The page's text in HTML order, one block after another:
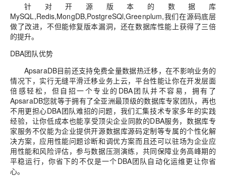
针对开源版本的数据库
MySQL,Redis,MongDB,PostgreSQl,Greenplum,我们在源码底层
做了改进，不但能修复版本漏洞，还在数据库性能上获得了三倍
的提升。
DBA团队优势
ApsaraDB目前还支持免费全量数据热迁移，在不影响业务的
情况下，实行无缝平滑迁移业务上云，平台性能让你在开发层面
倍感轻松，但自招一个专业的 DBA团队并不容易，拥有了
ApsaraDB您就等于拥有了全亚洲最顶级的数据库专家团队，再也
不用更担心DBA团队难招的问题，我们汇集技术专家多年的实践
经验，让你低成本也能享受顶尖企业同款的DBA服务，数据库专
家服务不仅能为企业提供开源数据库源码定制等专属的个性化解
决方案，应用性能问题诊断和调优方案而且还可以驻场为企业应
用性能和风险评估，参与数据压测演练，共同保障业务高峰期的
平稳运行，你省下的不仅是一个DBA团队自动化运维更让你省
心。